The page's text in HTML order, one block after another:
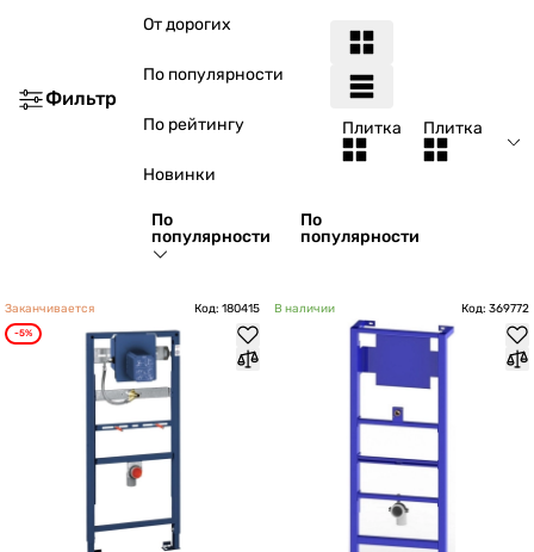
Фильтр
От дорогих
По популярности
По рейтингу
Новинки
По
популярности
По
популярности
Плитка Плитка
Заканчивается Код: 180415
-5%
В наличии Код: 369772